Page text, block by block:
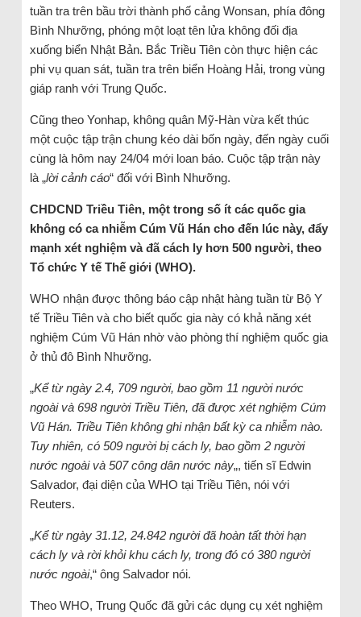
tuần tra trên bầu trời thành phố cảng Wonsan, phía đông
Bình Nhưỡng, phóng một loạt tên lửa không đối địa
xuống biển Nhật Bản. Bắc Triều Tiên còn thực hiện các
phi vụ quan sát, tuần tra trên biển Hoàng Hải, trong vùng
giáp ranh với Trung Quốc.
Cũng theo Yonhap, không quân Mỹ-Hàn vừa kết thúc
một cuộc tập trận chung kéo dài bốn ngày, đến ngày cuối
cùng là hôm nay 24/04 mới loan báo. Cuộc tập trận này
là „lời cảnh cáo“ đối với Bình Nhưỡng.
CHDCND Triều Tiên, một trong số ít các quốc gia
không có ca nhiễm Cúm Vũ Hán cho đến lúc này, đẩy
mạnh xét nghiệm và đã cách ly hơn 500 người, theo
Tổ chức Y tế Thế giới (WHO).
WHO nhận được thông báo cập nhật hàng tuần từ Bộ Y
tế Triều Tiên và cho biết quốc gia này có khả năng xét
nghiệm Cúm Vũ Hán nhờ vào phòng thí nghiệm quốc gia
ở thủ đô Bình Nhưỡng.
„Kể từ ngày 2.4, 709 người, bao gồm 11 người nước
ngoài và 698 người Triều Tiên, đã được xét nghiệm Cúm
Vũ Hán. Triều Tiên không ghi nhận bất kỳ ca nhiễm nào.
Tuy nhiên, có 509 người bị cách ly, bao gồm 2 người
nước ngoài và 507 công dân nước này„, tiến sĩ Edwin
Salvador, đại diện của WHO tại Triều Tiên, nói với
Reuters.
„Kể từ ngày 31.12, 24.842 người đã hoàn tất thời hạn
cách ly và rời khỏi khu cách ly, trong đó có 380 người
nước ngoài,“ ông Salvador nói.
Theo WHO, Trung Quốc đã gửi các dụng cụ xét nghiệm